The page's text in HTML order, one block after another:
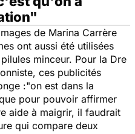
de Marina Carrère
ont aussi été utilisées
minceur. Pour la Dre
ces publicités
:"on est dans la
pour pouvoir affirmer
aide à maigrir, il faudrait
qui compare deux